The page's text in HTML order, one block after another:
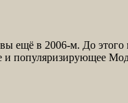
ещё в 2006-м. До этого
и популяризирующее